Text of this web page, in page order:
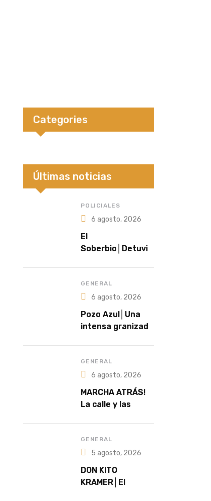
Categories
Últimas noticias
POLICIALES
6 agosto, 2026
El
Soberbio│Detuvie
de intentar
abusar de una
niña en El
Soberbio
GENERAL
6 agosto, 2026
Pozo Azul│Una
intensa granizada
cubrió de blanco
sectores de la
zona rural
GENERAL
6 agosto, 2026
MARCHA ATRÁS!
La calle y las
de tierras
GENERAL
5 agosto, 2026
DON KITO
KRAMER│El